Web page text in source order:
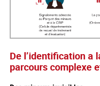
De l’identification a
parcours complexe